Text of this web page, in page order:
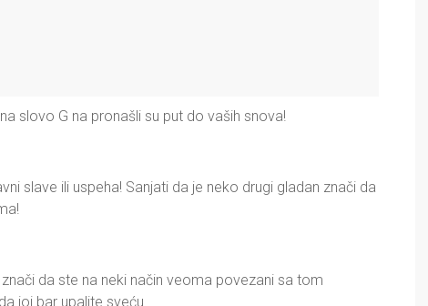
slovo G na pronašli su put do vaših snova!
slave ili uspeha! Sanjati da je neko drugi gladan znači da
da ste na neki način veoma povezani sa tom
joj bar upalite sveću.